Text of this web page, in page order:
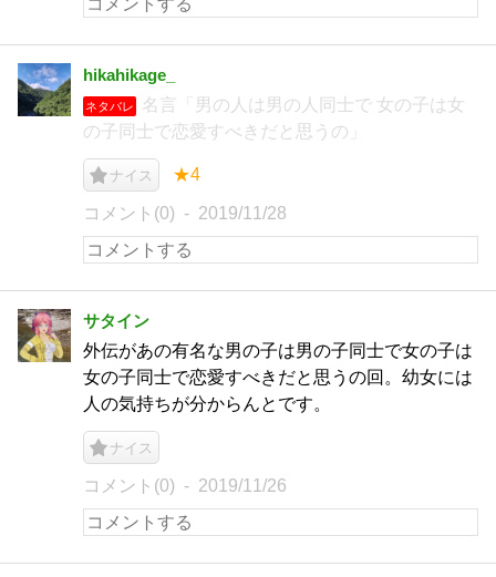
hikahikage_
ネタバレ
名言「男の人は男の人同士で 女の子は女
の子同士で恋愛すべきだと思うの」
ナイス ★4
コメント(0) 2019/11/28
サタイン
外伝があの有名な男の子は男の子同士で女の子は
女の子同士で恋愛すべきだと思うの回。幼女には
人の気持ちが分からんとです。
ナイス
コメント(0) 2019/11/26